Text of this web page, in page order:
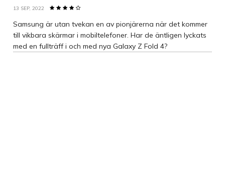
13 SEP, 2022
Samsung är utan tvekan en av pionjärerna när det kommer
till vikbara skärmar i mobiltelefoner. Har de äntligen lyckats
med en fullträff i och med nya Galaxy Z Fold 4?